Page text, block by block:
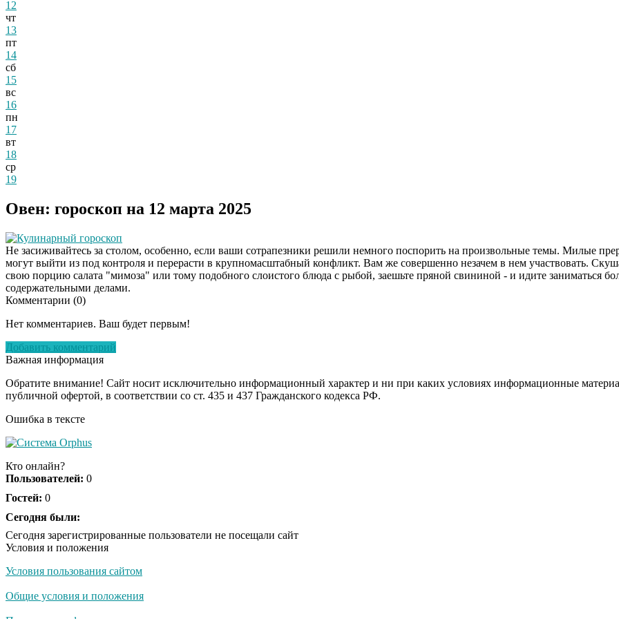
12
чт
13
пт
14
сб
15
вс
16
пн
17
вт
18
ср
19
Овен: гороскоп на 12 марта 2025
Кулинарный гороскоп
Не засиживайтесь за столом, особенно, если ваши сотрапезники решили немного поспорить на произвольные темы. Милые
могут выйти из под контроля и перерасти в крупномасштабный конфликт. Вам же совершенно незачем в нем участвовать.
свою порцию салата "мимоза" или тому подобного слоистого блюда с рыбой, заешьте пряной свининой - и идите заниматься
содержательными делами.
Комментарии (0)
Нет комментариев. Ваш будет первым!
Добавить комментарий
Важная информация
Обратите внимание! Сайт носит исключительно информационный характер и ни при каких условиях информационные
публичной офертой, в соответствии со ст. 435 и 437 Гражданского кодекса РФ.
Ошибка в тексте
Кто онлайн?
Пользователей: 0
Гостей: 0
Сегодня были:
Сегодня зарегистрированные пользователи не посещали сайт
Условия и положения
Условия пользования сайтом
Общие условия и положения